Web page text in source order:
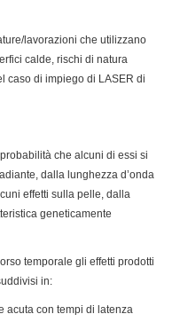
lavorazioni che utilizzano
calde, rischi di natura
caso di impiego di LASER di
che alcuni di essi si
dalla lunghezza d’onda
effetti sulla pelle, dalla
geneticamente
temporale gli effetti prodotti
in:
acuta con tempi di latenza